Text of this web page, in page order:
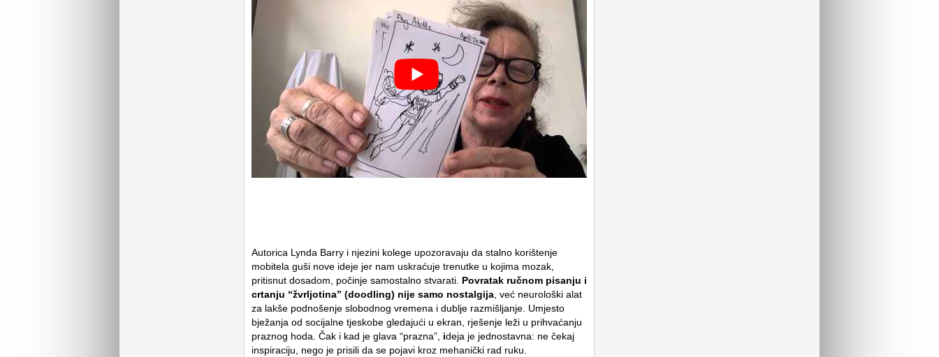
Autorica Lynda Barry i njezini kolege upozoravaju da stalno korištenje
mobitela guši nove ideje jer nam uskraćuje trenutke u kojima mozak,
pritisnut dosadom, počinje samostalno stvarati. Povratak ručnom pisanju i
crtanju “žvrljotina” (doodling) nije samo nostalgija , već neurološki alat
za lakše podnošenje slobodnog vremena i dublje razmišljanje. Umjesto
bježanja od socijalne tjeskobe gledajući u ekran, rješenje leži u prihvaćanju
praznog hoda. Čak i kad je glava “prazna”, ideja je jednostavna: ne čekaj
inspiraciju, nego je prisili da se pojavi kroz mehanički rad ruku.